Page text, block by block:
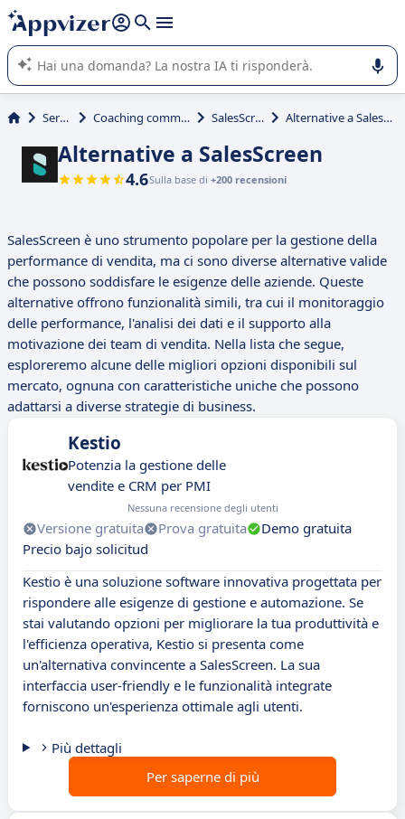
righe con
shift + enter
L'IA di Appvizer vi guida nell'utilizzo o nella scelta di un
software SaaS per la vostra azienda.
Servizi Coaching commercial SalesScreen Alternative a SalesScreen
Alternative a SalesScreen
4.6Sulla base di +200 recensioni
SalesScreen è uno strumento popolare per la gestione della
performance di vendita, ma ci sono diverse alternative valide
che possono soddisfare le esigenze delle aziende. Queste
alternative offrono funzionalità simili, tra cui il monitoraggio
delle performance, l'analisi dei dati e il supporto alla
motivazione dei team di vendita. Nella lista che segue,
esploreremo alcune delle migliori opzioni disponibili sul
mercato, ognuna con caratteristiche uniche che possono
adattarsi a diverse strategie di business.
Kestio
Potenzia la gestione delle
vendite e CRM per PMI
Nessuna recensione degli utenti
Versione gratuita Prova gratuita
Demo gratuita
Precio bajo solicitud
Kestio è una soluzione software innovativa progettata per
rispondere alle esigenze di gestione e automazione. Se
stai valutando opzioni per migliorare la tua produttività e
l'efficienza operativa, Kestio si presenta come
un'alternativa convincente a SalesScreen. La sua
interfaccia user-friendly e le funzionalità integrate
forniscono un'esperienza ottimale agli utenti.
Più dettagli
Per saperne di più